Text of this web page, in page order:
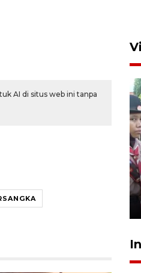
AI di situs web ini tanpa